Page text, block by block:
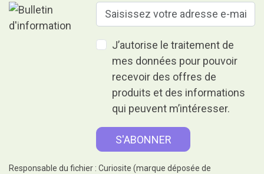
J’autorise le traitement de
mes données pour pouvoir
recevoir des offres de
produits et des informations
qui peuvent m’intéresser.
Responsable du fichier : Curiosite (marque déposée de